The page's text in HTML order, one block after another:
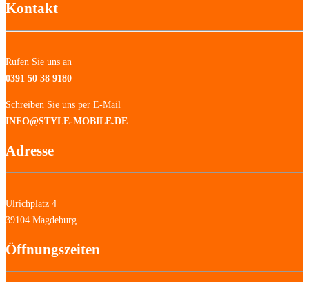
Kontakt
Rufen Sie uns an
0391 50 38 9180
Schreiben Sie uns per E-Mail
INFO@STYLE-MOBILE.DE
Adresse
Ulrichplatz 4
39104 Magdeburg
Öffnungszeiten